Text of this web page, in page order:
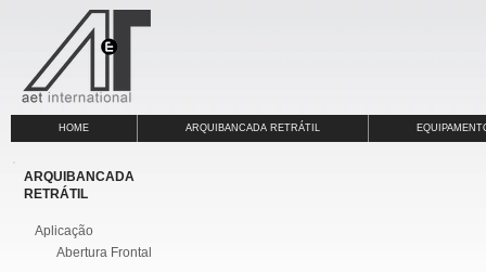
ARQUIBANCADA
RETRÁTIL
Aplicação
Abertura Frontal
HOME ARQUIBANCADA RETRÁTIL